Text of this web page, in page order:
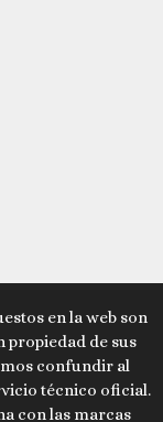
en la web son
de sus
confundir al
técnico oficial.
con las marcas